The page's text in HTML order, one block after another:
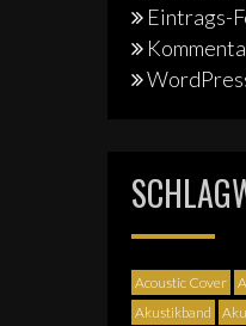
Eintrags-
Acoustic Cover
Akustikband